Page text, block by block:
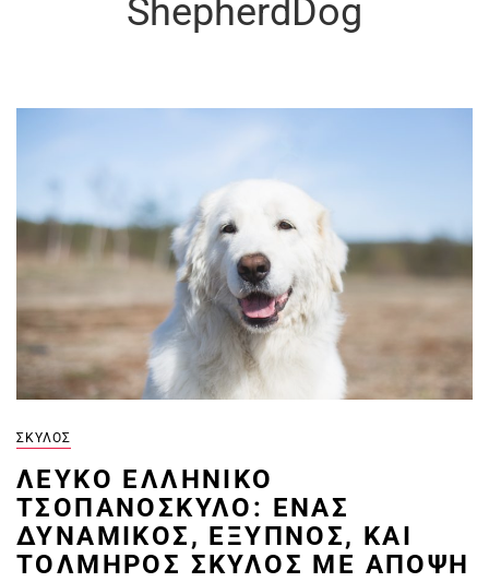
ShepherdDog
ΣΚΎΛΟΣ
ΛΕΥΚΌ ΕΛΛΗΝΙΚΌ
ΤΣΟΠΑΝΌΣΚΥΛΟ: ΈΝΑΣ
ΔΥΝΑΜΙΚΌΣ, ΈΞΥΠΝΟΣ, ΚΑΙ
ΤΟΛΜΗΡΌΣ ΣΚΎΛΟΣ ΜΕ ΆΠΟΨΗ